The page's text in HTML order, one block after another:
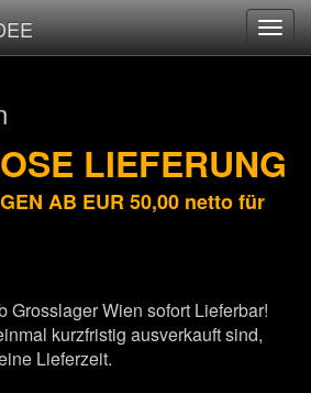
LIEFERUNG
AB EUR 50,00 netto für
Grosslager Wien sofort Lieferbar!
kurzfristig ausverkauft sind,
Lieferzeit.